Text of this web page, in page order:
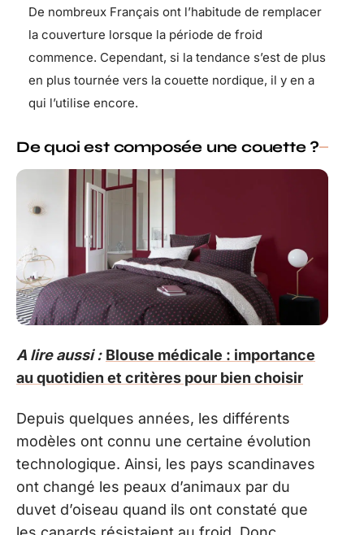
De nombreux Français ont l’habitude de remplacer
la couverture lorsque la période de froid
commence. Cependant, si la tendance s’est de plus
en plus tournée vers la couette nordique, il y en a
qui l’utilise encore.
De quoi est composée une couette ?
A lire aussi : Blouse médicale : importance
au quotidien et critères pour bien choisir
Depuis quelques années, les différents
modèles ont connu une certaine évolution
technologique. Ainsi, les pays scandinaves
ont changé les peaux d’animaux par du
duvet d’oiseau quand ils ont constaté que